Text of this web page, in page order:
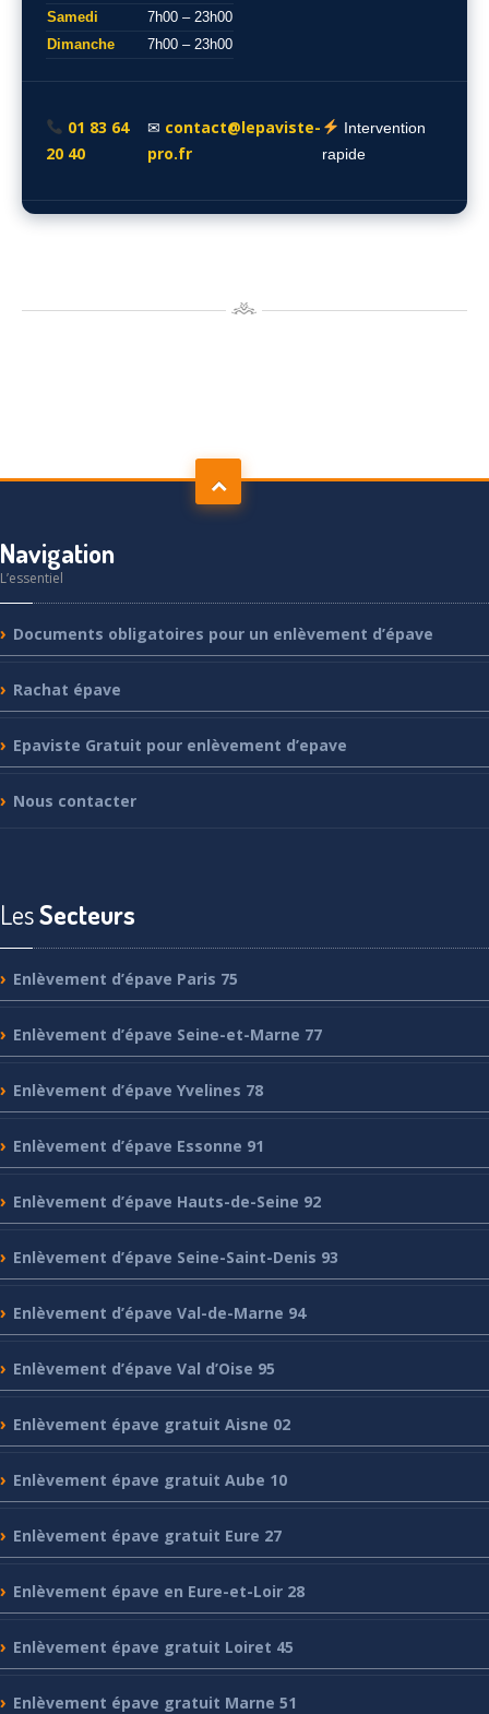
Samedi
7h00 – 23h00
Dimanche
7h00 – 23h00
01 83 64
20 40
✉ contact@lepaviste-
pro.fr
Intervention
rapide
Navigation
L’essentiel
Documents obligatoires pour un enlèvement d’épave
Rachat épave
Epaviste Gratuit pour enlèvement d’epave
Nous contacter
LesSecteurs
Enlèvement d’épave Paris 75
Enlèvement d’épave Seine-et-Marne 77
Enlèvement d’épave Yvelines 78
Enlèvement d’épave Essonne 91
Enlèvement d’épave Hauts-de-Seine 92
Enlèvement d’épave Seine-Saint-Denis 93
Enlèvement d’épave Val-de-Marne 94
Enlèvement d’épave Val d’Oise 95
Enlèvement épave gratuit Aisne 02
Enlèvement épave gratuit Aube 10
Enlèvement épave gratuit Eure 27
Enlèvement épave en Eure-et-Loir 28
Enlèvement épave gratuit Loiret 45
Enlèvement épave gratuit Marne 51